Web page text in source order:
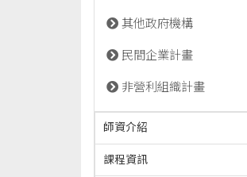
其他政府機構
民間企業計畫
非營利組織計畫
師資介紹
課程資訊